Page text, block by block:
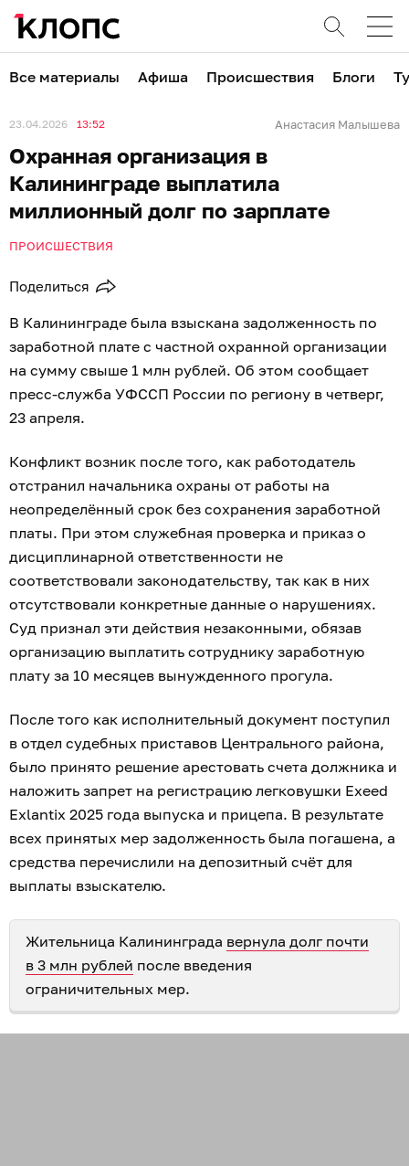
Все материалы Афиша Происшествия Блоги
23.04.2026 13:52 Анастасия Малышева
Охранная организация в
Калининграде выплатила
миллионный долг по зарплате
ПРОИСШЕСТВИЯ
Поделиться
В Калининграде была взыскана задолженность по
заработной плате с частной охранной организации
на сумму свыше 1 млн рублей. Об этом сообщает
пресс-служба УФССП России по региону в четверг,
23 апреля.
Конфликт возник после того, как работодатель
отстранил начальника охраны от работы на
неопределённый срок без сохранения заработной
платы. При этом служебная проверка и приказ о
дисциплинарной ответственности не
соответствовали законодательству, так как в них
отсутствовали конкретные данные о нарушениях.
Суд признал эти действия незаконными, обязав
организацию выплатить сотруднику заработную
плату за 10 месяцев вынужденного прогула.
После того как исполнительный документ поступил
в отдел судебных приставов Центрального района,
было принято решение арестовать счета должника и
наложить запрет на регистрацию легковушки Exeed
Exlantix 2025 года выпуска и прицепа. В результате
всех принятых мер задолженность была погашена, а
средства перечислили на депозитный счёт для
выплаты взыскателю.
Жительница Калининграда вернула долг почти
в 3 млн рублей после введения
ограничительных мер.